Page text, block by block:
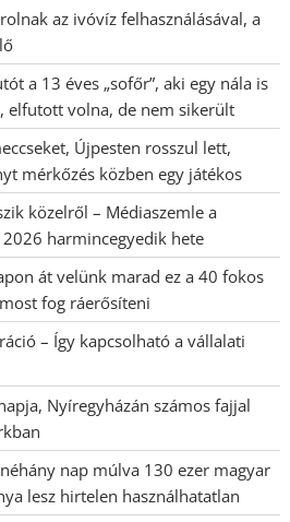
az ivóvíz felhasználásával, a
a 13 éves „sofőr”, aki egy nála is
elfutott volna, de nem sikerült
Újpesten rosszul lett,
mérkőzés közben egy játékos
közelről – Médiaszemle a
harmincegyedik hete
át velünk marad ez a 40 fokos
fog ráerősíteni
– Így kapcsolható a vállalati
Nyíregyházán számos fajjal
nap múlva 130 ezer magyar
lesz hirtelen használhatatlan